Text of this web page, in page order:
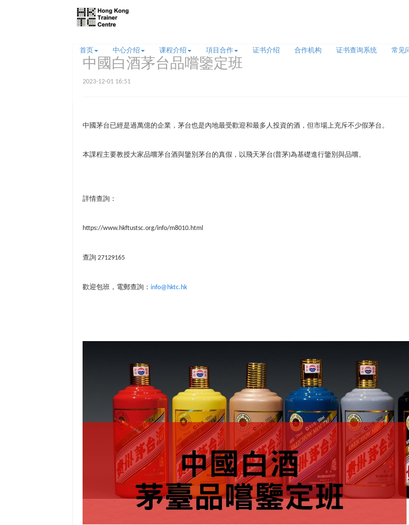
首页 中心介绍 课程介绍 項目合作 证书介绍 合作机构 证书查询系统 常见
中國白酒茅台品嚐鑒定班
2023-12-01 16:51
中國茅台已經是過萬億的企業，茅台也是內地最受歡迎和最多人投資的酒，但市場上充斥不少假茅台。
本課程主要教授大家品嚐茅台酒與鑒別茅台的真假，以飛天茅台(普茅)為基礎進行鑒別與品嚐。
詳情查詢：
https://www.hkftustsc.org/info/m8010.html
查詢 27129165
歡迎包班，電郵查詢：info@hktc.hk